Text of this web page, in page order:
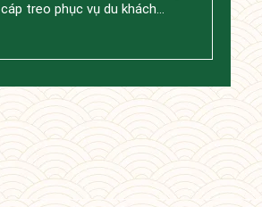
cáp treo phục vụ du khách…